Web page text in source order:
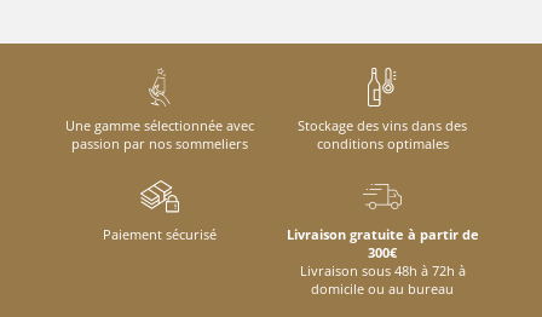
Une gamme sélectionnée avec
passion par nos sommeliers
Stockage des vins dans des
conditions optimales
Paiement sécurisé
Livraison gratuite à partir de
300€
Livraison sous 48h à 72h à
domicile ou au bureau